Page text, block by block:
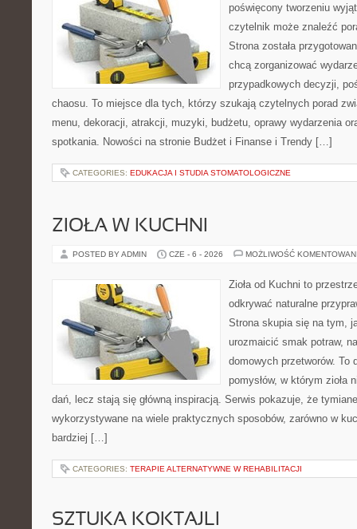
poświęcony tworzeniu
czytelnik może znaleźć
Strona została
chcą zorganizować
przypadkowych decyzji,
chaosu. To miejsce dla tych, którzy szukają czytelnych porad
menu, dekoracji, atrakcji, muzyki, budżetu, oprawy wydarzenia
spotkania. Nowości na stronie Budżet i Finanse i Trendy […]
CATEGORIES: EDUKACJA I STUDIA STOMATOLOGICZNE
ZIOŁA W KUCHNI
POSTED BY ADMIN CZE - 6 - 2026 MOŻLIWOŚĆ
Zioła od Kuchni to
odkrywać naturalne
Strona skupia się na tym,
urozmaicić smak potraw,
domowych przetworów. To
pomysłów, w którym zioła
dań, lecz stają się główną inspiracją. Serwis pokazuje, że
wykorzystywane na wiele praktycznych sposobów, zarówno w
bardziej […]
CATEGORIES: TERAPIE ALTERNATYWNE W REHABILITACJI
SZTUKA KOKTAJLI